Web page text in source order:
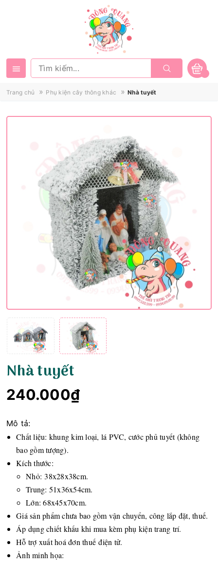
Trang chủ » Phụ kiện cây thông khác » Nhà tuyết
Nhà tuyết
240.000₫
Mô tả:
Chất liệu: khung kim loại, lá PVC, cước phủ tuyết (không
bao gồm tượng).
Kích thước:
Nhỏ: 38x28x38cm.
Trung: 51x36x54cm.
Lớn: 68x45x70cm.
Giá sản phẩm chưa bao gồm vận chuyển, công lắp đặt, thuế.
Áp dụng chiết khấu khi mua kèm phụ kiện trang trí.
Hỗ trợ xuất hoá đơn thuế điện tử.
Ảnh minh họa: